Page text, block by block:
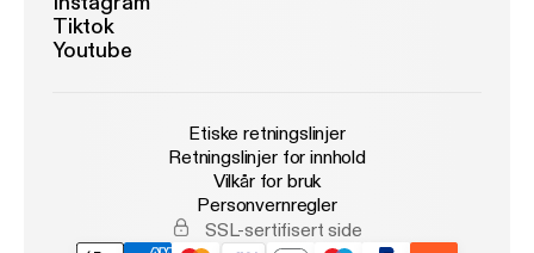
Tiktok
Youtube
Etiske retningslinjer
Retningslinjer for innhold
Vilkår for bruk
Personvernregler
SSL-sertifisert side